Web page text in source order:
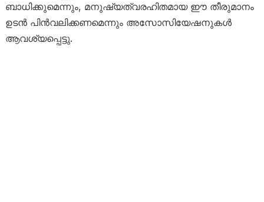
ബാധിക്കുമെന്നും, മനുഷ്യത്വരഹിതമായ ഈ തീരുമാനം
ഉടൻ പിൻവലിക്കണമെന്നും അസോസിയേഷനുകൾ
ആവശ്യപ്പെട്ടു.